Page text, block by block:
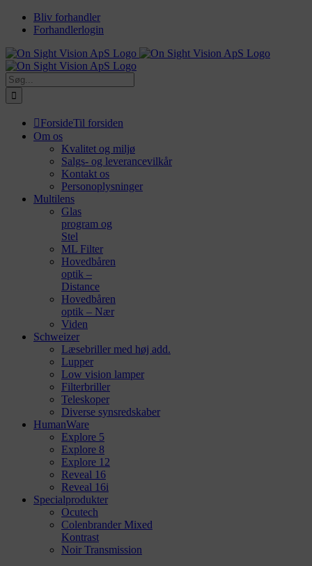
Skip
Bliv forhandler
Forhandlerlogin
Søg
efter:
ForsideTil forsiden
Om os
Kvalitet og miljø
Salgs- og leverancevilkår
Kontakt os
Personoplysninger
Multilens
Glas
program og
Stel
ML Filter
Hovedbåren
optik –
Distance
Hovedbåren
optik – Nær
Viden
Schweizer
Læsebriller med høj add.
Lupper
Low vision lamper
Filterbriller
Teleskoper
Diverse synsredskaber
HumanWare
Explore 5
Explore 8
Explore 12
Reveal 16
Reveal 16i
Specialprodukter
Ocutech
Colenbrander Mixed
Kontrast
Noir Transmission